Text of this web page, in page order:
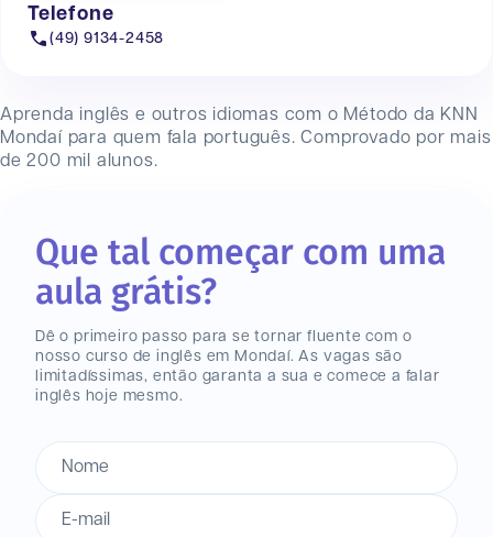
Aprenda inglês e outros idiomas com o Método da KNN
Mondaí para quem fala português. Comprovado por mais
de 200 mil alunos.
Telefone
(49) 9134-2458
Que tal começar com uma
aula grátis?
Dê o primeiro passo para se tornar fluente com o
nosso curso de inglês em Mondaí. As vagas são
limitadíssimas, então garanta a sua e comece a falar
inglês hoje mesmo.
Nome
E-mail